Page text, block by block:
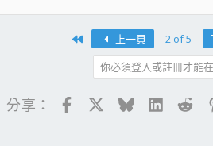
上一頁 2 of 5
你必須登入或註冊才能
分享： FacebookBluesky